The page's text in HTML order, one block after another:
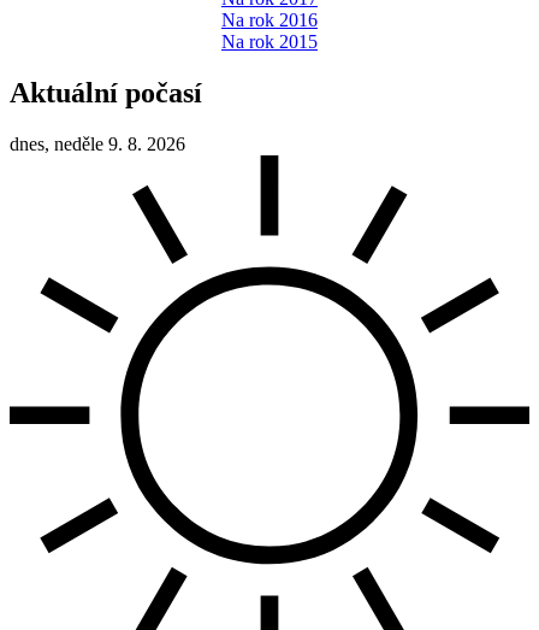
Na rok 2016
Na rok 2015
Aktuální počasí
dnes, neděle 9. 8. 2026